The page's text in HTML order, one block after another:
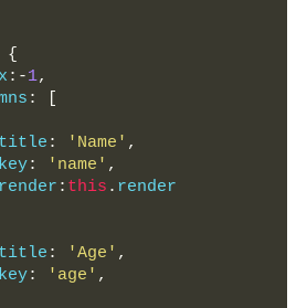
{
:-1,
:
title
: 'Name' ,
key
: 'name' ,
render
: this . render
title
: 'Age' ,
key
: 'age' ,